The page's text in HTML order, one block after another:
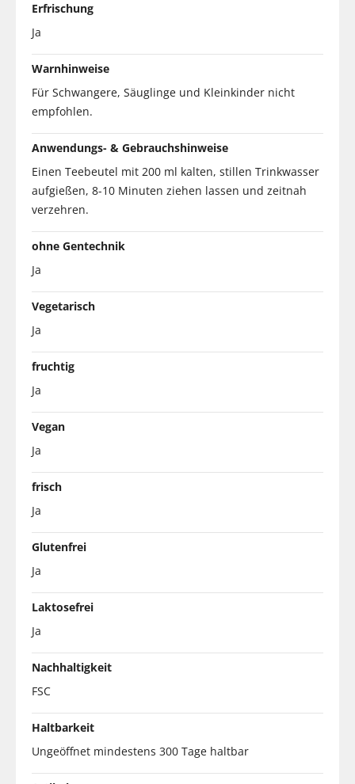
Erfrischung
Ja
Warnhinweise
Für Schwangere, Säuglinge und Kleinkinder nicht
empfohlen.
Anwendungs- & Gebrauchshinweise
Einen Teebeutel mit 200 ml kalten, stillen Trinkwasser
aufgießen, 8-10 Minuten ziehen lassen und zeitnah
verzehren.
ohne Gentechnik
Ja
Vegetarisch
Ja
fruchtig
Ja
Vegan
Ja
frisch
Ja
Glutenfrei
Ja
Laktosefrei
Ja
Nachhaltigkeit
FSC
Haltbarkeit
Ungeöffnet mindestens 300 Tage haltbar